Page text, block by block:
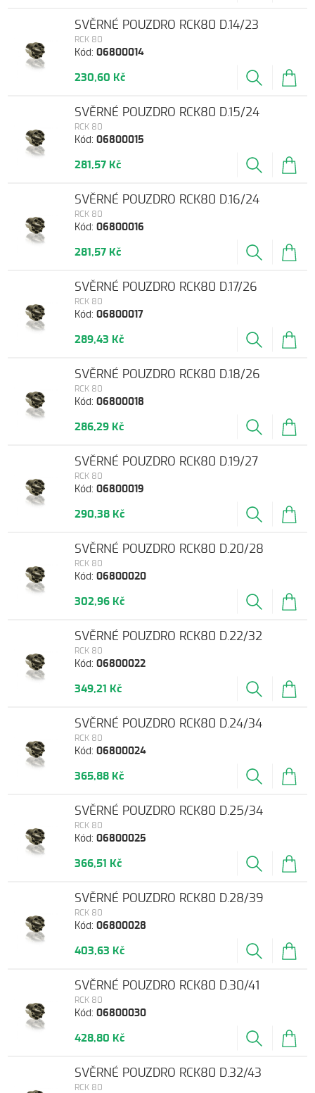
Kód:06800014
RCK 80
SVĚRNÉ POUZDRO RCK80 D.14/23
230,60 Kč
Kód:06800015
RCK 80
SVĚRNÉ POUZDRO RCK80 D.15/24
281,57 Kč
Kód:06800016
RCK 80
SVĚRNÉ POUZDRO RCK80 D.16/24
281,57 Kč
Kód:06800017
RCK 80
SVĚRNÉ POUZDRO RCK80 D.17/26
289,43 Kč
Kód:06800018
RCK 80
SVĚRNÉ POUZDRO RCK80 D.18/26
286,29 Kč
Kód:06800019
RCK 80
SVĚRNÉ POUZDRO RCK80 D.19/27
290,38 Kč
Kód:06800020
RCK 80
SVĚRNÉ POUZDRO RCK80 D.20/28
302,96 Kč
Kód:06800022
RCK 80
SVĚRNÉ POUZDRO RCK80 D.22/32
349,21 Kč
Kód:06800024
RCK 80
SVĚRNÉ POUZDRO RCK80 D.24/34
365,88 Kč
Kód:06800025
RCK 80
SVĚRNÉ POUZDRO RCK80 D.25/34
366,51 Kč
Kód:06800028
RCK 80
SVĚRNÉ POUZDRO RCK80 D.28/39
403,63 Kč
Kód:06800030
RCK 80
SVĚRNÉ POUZDRO RCK80 D.30/41
428,80 Kč
RCK 80
SVĚRNÉ POUZDRO RCK80 D.32/43